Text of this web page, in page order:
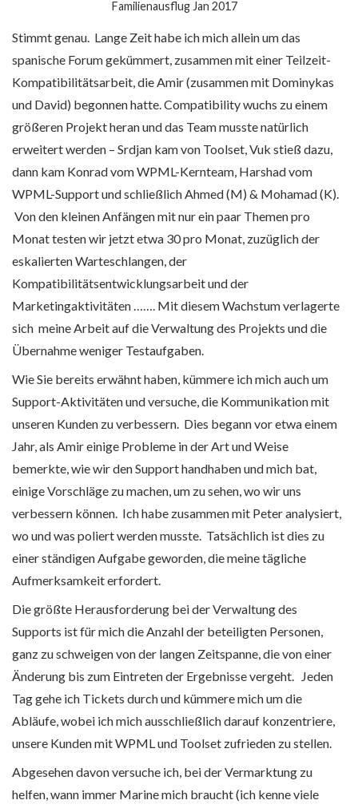
Familienausflug Jan 2017
Stimmt genau. Lange Zeit habe ich mich allein um das
spanische Forum gekümmert, zusammen mit einer Teilzeit-
Kompatibilitätsarbeit, die Amir (zusammen mit Dominykas
und David) begonnen hatte. Compatibility wuchs zu einem
größeren Projekt heran und das Team musste natürlich
erweitert werden – Srdjan kam von Toolset, Vuk stieß dazu,
dann kam Konrad vom WPML-Kernteam, Harshad vom
WPML-Support und schließlich Ahmed (M) & Mohamad (K).
Von den kleinen Anfängen mit nur ein paar Themen pro
Monat testen wir jetzt etwa 30 pro Monat, zuzüglich der
eskalierten Warteschlangen, der
Kompatibilitätsentwicklungsarbeit und der
Marketingaktivitäten ……. Mit diesem Wachstum verlagerte
sich meine Arbeit auf die Verwaltung des Projekts und die
Übernahme weniger Testaufgaben.
Wie Sie bereits erwähnt haben, kümmere ich mich auch um
Support-Aktivitäten und versuche, die Kommunikation mit
unseren Kunden zu verbessern. Dies begann vor etwa einem
Jahr, als Amir einige Probleme in der Art und Weise
bemerkte, wie wir den Support handhaben und mich bat,
einige Vorschläge zu machen, um zu sehen, wo wir uns
verbessern können. Ich habe zusammen mit Peter analysiert,
wo und was poliert werden musste. Tatsächlich ist dies zu
einer ständigen Aufgabe geworden, die meine tägliche
Aufmerksamkeit erfordert.
Die größte Herausforderung bei der Verwaltung des
Supports ist für mich die Anzahl der beteiligten Personen,
ganz zu schweigen von der langen Zeitspanne, die von einer
Änderung bis zum Eintreten der Ergebnisse vergeht. Jeden
Tag gehe ich Tickets durch und kümmere mich um die
Abläufe, wobei ich mich ausschließlich darauf konzentriere,
unsere Kunden mit WPML und Toolset zufrieden zu stellen.
Abgesehen davon versuche ich, bei der Vermarktung zu
helfen, wann immer Marine mich braucht (ich kenne viele